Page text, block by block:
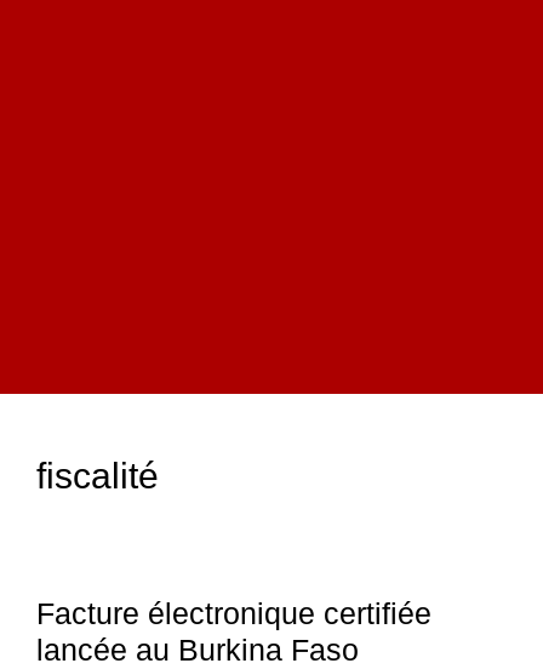
fiscalité
Facture électronique certifiée
lancée au Burkina Faso